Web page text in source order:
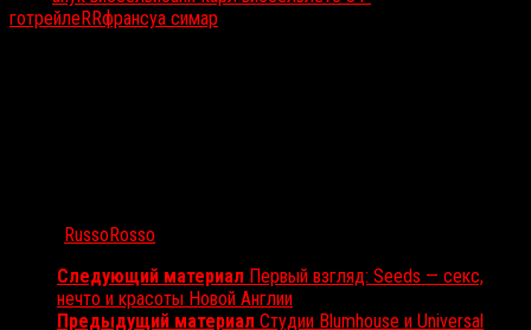
готрейлеRRфрансуа симар
RussoRosso
Следующий материал Первый взгляд: Seeds — секс,
нечто и красоты Новой Англии
Предыдущий материал Студии Blumhouse и Universal